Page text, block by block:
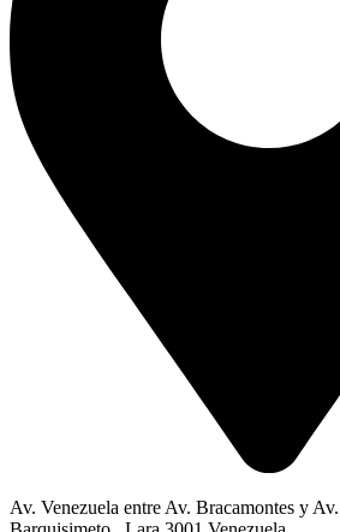
Av. Venezuela entre Av. Bracamontes y